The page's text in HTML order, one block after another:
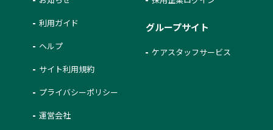
利用ガイド
ヘルプ
サイト利用規約
プライバシーポリシー
運営会社
グループサイト
ケアスタッフサービス